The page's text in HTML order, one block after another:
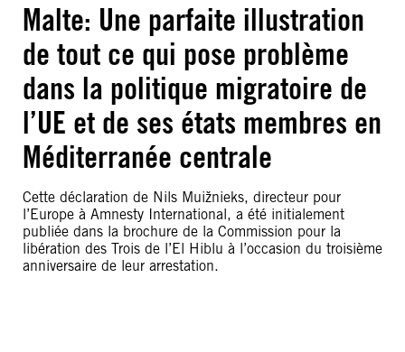
Malte: Une parfaite illustration
de tout ce qui pose problème
dans la politique migratoire de
l’UE et de ses états membres en
Méditerranée centrale
Cette déclaration de Nils Muižnieks, directeur pour
l’Europe à Amnesty International, a été initialement
publiée dans la brochure de la Commission pour la
libération des Trois de l’El Hiblu à l’occasion du troisième
anniversaire de leur arrestation.